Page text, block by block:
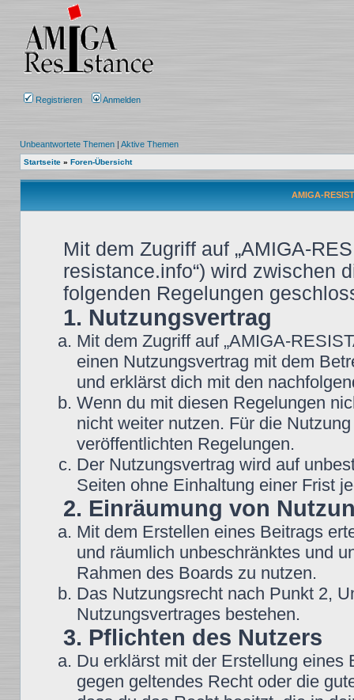
Registrieren Anmelden
Unbeantwortete Themen | Aktive Themen
Startseite » Foren-Übersicht
AMIGA-
Mit dem Zugriff auf „AMIGA-
resistance.info“) wird zwischen
folgenden Regelungen
1. Nutzungsvertrag
Mit dem Zugriff auf „AMIGA-
einen Nutzungsvertrag mit dem
und erklärst dich mit den
Wenn du mit diesen Regelungen
nicht weiter nutzen. Für die
veröffentlichten Regelungen.
Der Nutzungsvertrag wird auf
Seiten ohne Einhaltung einer Frist
2. Einräumung von
Mit dem Erstellen eines Beitrags
und räumlich unbeschränktes und
Rahmen des Boards zu nutzen.
Das Nutzungsrecht nach Punkt 2,
Nutzungsvertrages bestehen.
3. Pflichten des Nutzers
Du erklärst mit der Erstellung eines
gegen geltendes Recht oder die